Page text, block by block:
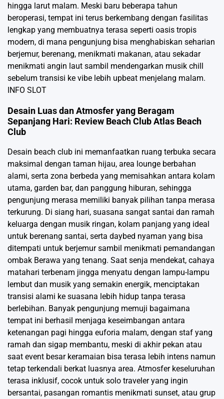
hingga larut malam. Meski baru beberapa tahun
beroperasi, tempat ini terus berkembang dengan fasilitas
lengkap yang membuatnya terasa seperti oasis tropis
modern, di mana pengunjung bisa menghabiskan seharian
berjemur, berenang, menikmati makanan, atau sekadar
menikmati angin laut sambil mendengarkan musik chill
sebelum transisi ke vibe lebih upbeat menjelang malam.
INFO SLOT
Desain Luas dan Atmosfer yang Beragam
Sepanjang Hari: Review Beach Club Atlas Beach
Club
Desain beach club ini memanfaatkan ruang terbuka secara
maksimal dengan taman hijau, area lounge berbahan
alami, serta zona berbeda yang memisahkan antara kolam
utama, garden bar, dan panggung hiburan, sehingga
pengunjung merasa memiliki banyak pilihan tanpa merasa
terkurung. Di siang hari, suasana sangat santai dan ramah
keluarga dengan musik ringan, kolam panjang yang ideal
untuk berenang santai, serta daybed nyaman yang bisa
ditempati untuk berjemur sambil menikmati pemandangan
ombak Berawa yang tenang. Saat senja mendekat, cahaya
matahari terbenam jingga menyatu dengan lampu-lampu
lembut dan musik yang semakin energik, menciptakan
transisi alami ke suasana lebih hidup tanpa terasa
berlebihan. Banyak pengunjung memuji bagaimana
tempat ini berhasil menjaga keseimbangan antara
ketenangan pagi hingga euforia malam, dengan staf yang
ramah dan sigap membantu, meski di akhir pekan atau
saat event besar keramaian bisa terasa lebih intens namun
tetap terkendali berkat luasnya area. Atmosfer keseluruhan
terasa inklusif, cocok untuk solo traveler yang ingin
bersantai, pasangan romantis menikmati sunset, atau grup